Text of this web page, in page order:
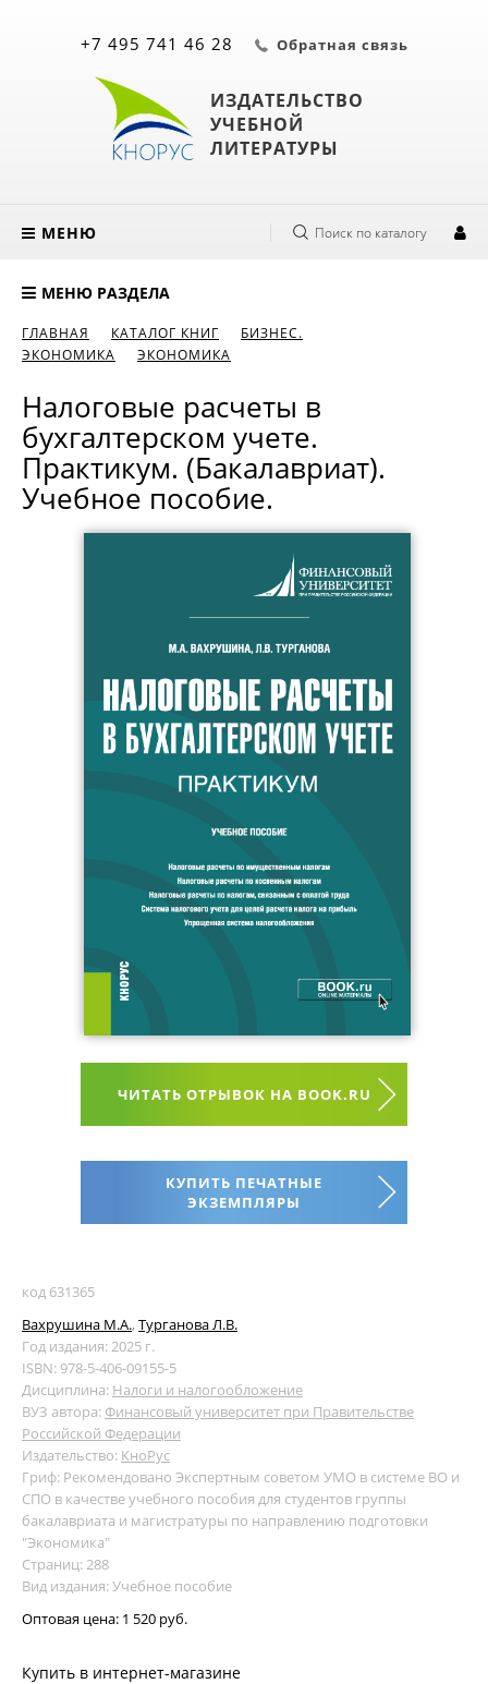
ИЗДАТЕЛЬСТВО
УЧЕБНОЙ
ЛИТЕРАТУРЫ
+7 495 741 46 28 Обратная связь
МЕНЮ Поиск по каталогу
МЕНЮ РАЗДЕЛА
ГЛАВНАЯ КАТАЛОГ КНИГ
БИЗНЕС.
ЭКОНОМИКА
ЭКОНОМИКА
Налоговые расчеты в
бухгалтерском учете.
Практикум. (Бакалавриат).
Учебное пособие.
ЧИТАТЬ ОТРЫВОК НА BOOK.RU
КУПИТЬ ПЕЧАТНЫЕ
ЭКЗЕМПЛЯРЫ
код 631365
Вахрушина М.А., Турганова Л.В.
Год издания: 2025 г.
ISBN: 978-5-406-09155-5
Дисциплина: Налоги и налогообложение
ВУЗ автора: Финансовый университет при Правительстве
Российской Федерации
Издательство: КноРус
Гриф: Рекомендовано Экспертным советом УМО в системе ВО и
СПО в качестве учебного пособия для студентов группы
бакалавриата и магистратуры по направлению подготовки
"Экономика"
Страниц: 288
Вид издания: Учебное пособие
Оптовая цена: 1 520 руб.
Купить в интернет-магазине